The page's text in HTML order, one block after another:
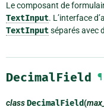
Le composant de
TextInput. L’interface
TextInputséparés avec
DecimalField ¶
classDecimalField(